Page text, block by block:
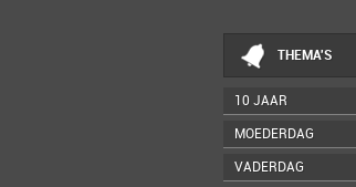
THEMA'S
10 JAAR
MOEDERDAG
VADERDAG